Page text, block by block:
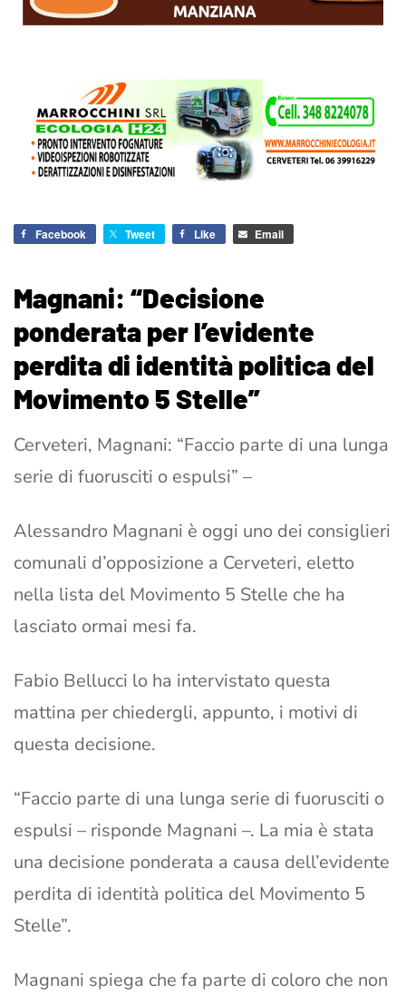
Facebook Tweet Like Email
Magnani: “Decisione
ponderata per l’evidente
perdita di identità politica del
Movimento 5 Stelle”
Cerveteri, Magnani: “Faccio parte di una lunga
serie di fuorusciti o espulsi” –
Alessandro Magnani è oggi uno dei consiglieri
comunali d’opposizione a Cerveteri, eletto
nella lista del Movimento 5 Stelle che ha
lasciato ormai mesi fa.
Fabio Bellucci lo ha intervistato questa
mattina per chiedergli, appunto, i motivi di
questa decisione.
“Faccio parte di una lunga serie di fuorusciti o
espulsi – risponde Magnani –. La mia è stata
una decisione ponderata a causa dell’evidente
perdita di identità politica del Movimento 5
Stelle”.
Magnani spiega che fa parte di coloro che non